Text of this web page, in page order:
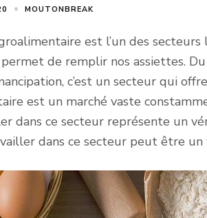
MOUTONBREAK
est l’un des
de remplir nos assiettes.
c’est un secteur qui
est un marché vaste
dans ce secteur représente un
dans ce secteur peut être